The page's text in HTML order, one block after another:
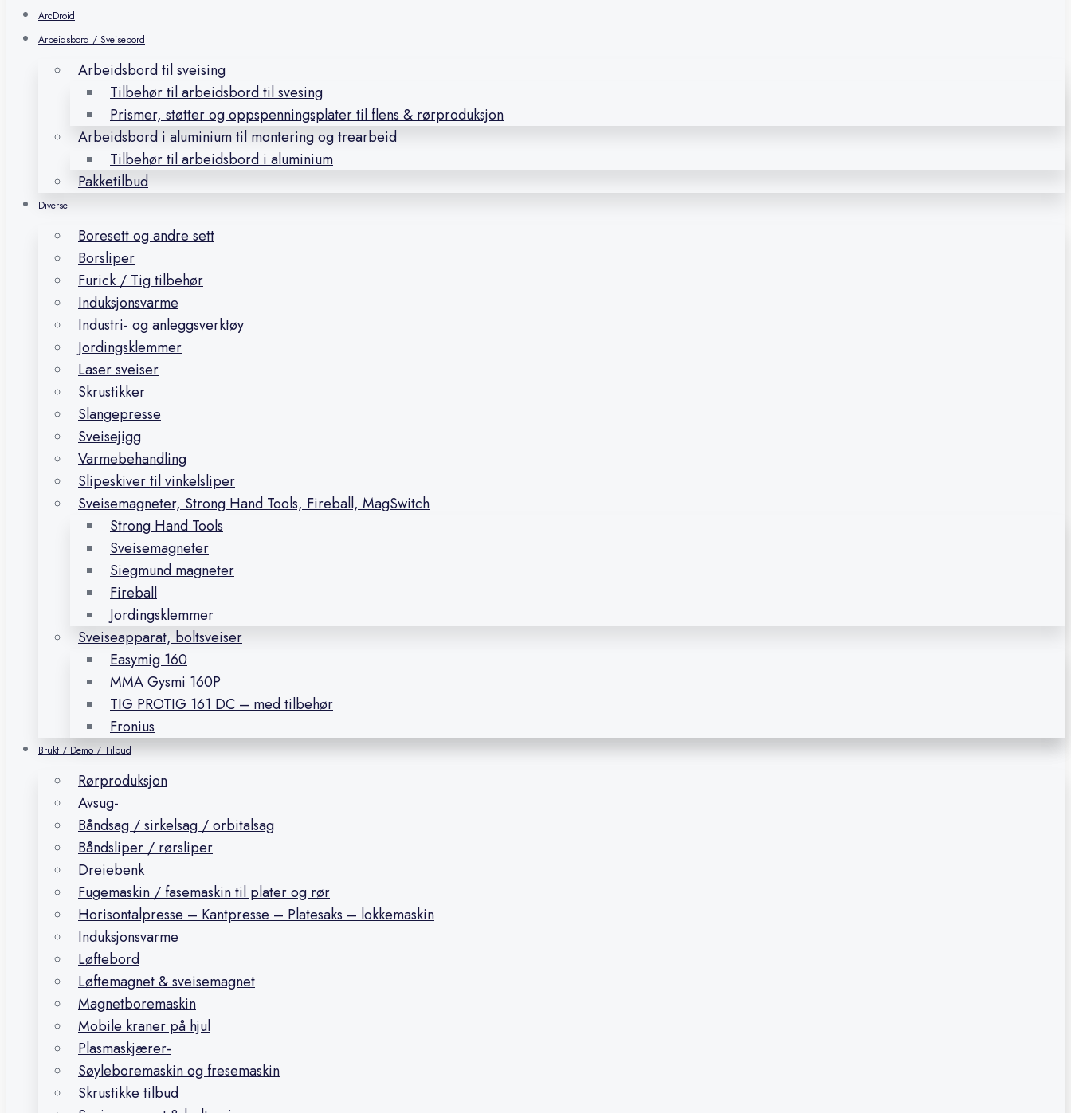
ArcDroid
Arbeidsbord / Sveisebord
Arbeidsbord til sveising
Tilbehør til arbeidsbord til svesing
Prismer, støtter og oppspenningsplater til flens & rørproduksjon
Arbeidsbord i aluminium til montering og trearbeid
Tilbehør til arbeidsbord i aluminium
Pakketilbud
Diverse
Boresett og andre sett
Borsliper
Furick / Tig tilbehør
Induksjonsvarme
Industri- og anleggsverktøy
Jordingsklemmer
Laser sveiser
Skrustikker
Slangepresse
Sveisejigg
Varmebehandling
Slipeskiver til vinkelsliper
Sveisemagneter, Strong Hand Tools, Fireball, MagSwitch
Strong Hand Tools
Sveisemagneter
Siegmund magneter
Fireball
Jordingsklemmer
Sveiseapparat, boltsveiser
Easymig 160
MMA Gysmi 160P
TIG PROTIG 161 DC – med tilbehør
Fronius
Brukt / Demo / Tilbud
Rørproduksjon
Avsug-
Båndsag / sirkelsag / orbitalsag
Båndsliper / rørsliper
Dreiebenk
Fugemaskin / fasemaskin til plater og rør
Horisontalpresse – Kantpresse – Platesaks – lokkemaskin
Induksjonsvarme
Løftebord
Løftemagnet & sveisemagnet
Magnetboremaskin
Mobile kraner på hjul
Plasmaskjærer-
Søyleboremaskin og fresemaskin
Skrustikke tilbud